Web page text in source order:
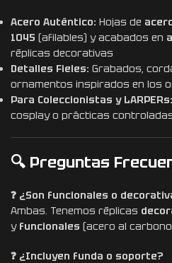
Acero Auténtico: Hojas de
1045 (afilables) y acabados en
réplicas decorativas
Detalles Fieles: Grabados,
ornamentos inspirados en los
Para Coleccionistas y LARPERs:
cosplay o prácticas
🔍 Preguntas
❓ ¿Son funcionales o
Ambas. Tenemos réplicas
y funcionales (acero al
❓ ¿Incluyen funda o soporte?